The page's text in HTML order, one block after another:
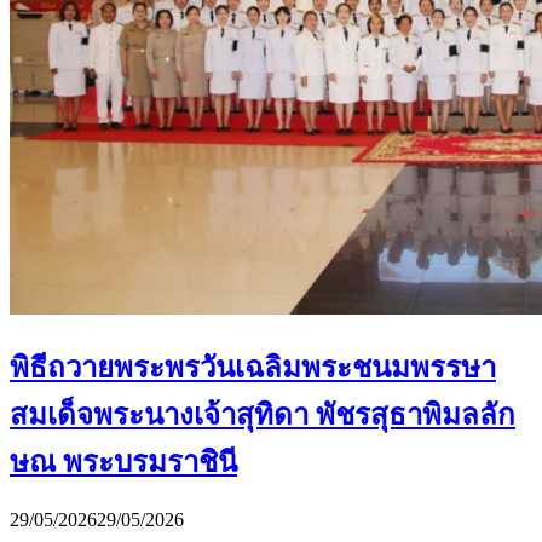
พิธีถวายพระพรวันเฉลิมพระชนมพรรษา
สมเด็จพระนางเจ้าสุทิดา พัชรสุธาพิมลลัก
ษณ พระบรมราชินี
29/05/202629/05/2026